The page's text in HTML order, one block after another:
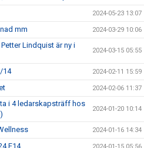
2024-05-23 13:07
mm 2024-03-29 10:06
Lindquist är ny i
2024-03-15 05:55
14 2024-02-11 15:59
2024-02-06 11:37
i 4 ledarskapsträff hos
2024-01-20 10:14
2024-01-16 14:34
F14